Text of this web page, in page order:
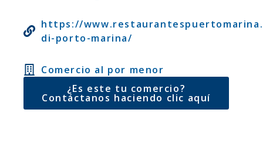
https://
di-porto-marina/
Comercio al por menor
¿Es este tu comercio?
Contáctanos haciendo clic aquí